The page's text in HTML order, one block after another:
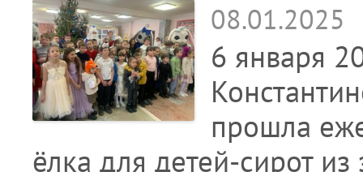
08.01.2025
6 января
прошла
ёлка для детей-сирот